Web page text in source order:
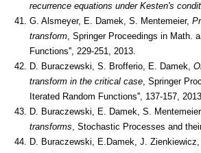
recurrence equations under Kesten's
G. Alsmeyer, E. Damek, S. Mentemeier,
transform, Springer Proceedings in Math.
Functions'', 229-251, 2013.
D. Buraczewski, S. Brofferio, E. Damek,
transform in the critical case, Springer
Iterated Random Functions'', 137-157, 2013
D. Buraczewski, E. Damek, S.
transforms, Stochastic Processes and
D. Buraczewski, E.Damek, J. Zienkiewicz,